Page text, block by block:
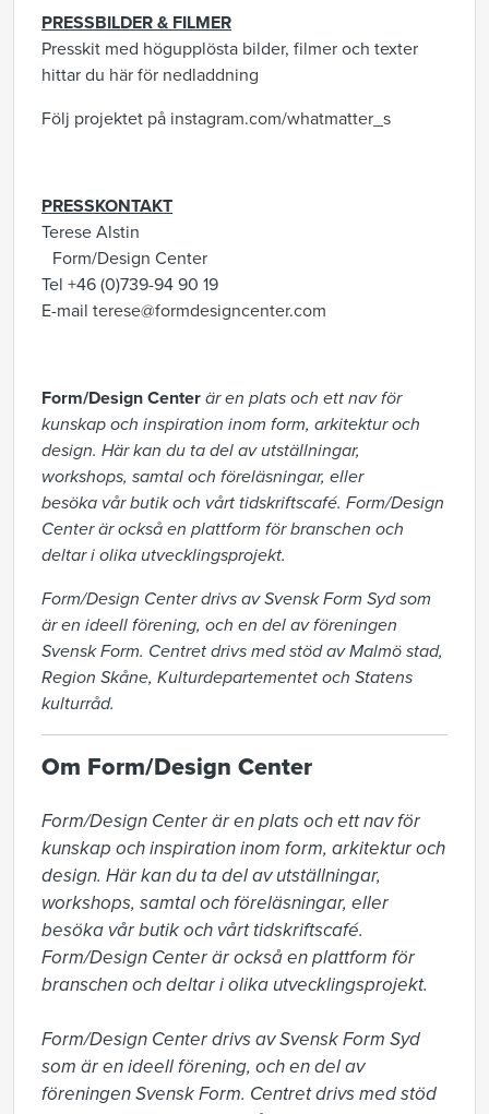
PRESSBILDER & FILMER
Presskit med högupplösta bilder, filmer och texter
hittar du här för nedladdning
Följ projektet på instagram.com/whatmatter_s
PRESSKONTAKT
Terese Alstin
Form/Design Center
Tel +46 (0)739-94 90 19
E-mail terese@formdesigncenter.com
Form/Design Center är en plats och ett nav för
kunskap och inspiration inom form, arkitektur och
design. Här kan du ta del av utställningar,
workshops, samtal och föreläsningar, eller
besöka vår butik och vårt tidskriftscafé. Form/Design
Center är också en plattform för branschen och
deltar i olika utvecklingsprojekt.
Form/Design Center drivs av Svensk Form Syd som
är en ideell förening, och en del av föreningen
Svensk Form. Centret drivs med stöd av Malmö stad,
Region Skåne, Kulturdepartementet och Statens
kulturråd.
Om Form/Design Center
Form/Design Center är en plats och ett nav för
kunskap och inspiration inom form, arkitektur och
design. Här kan du ta del av utställningar,
workshops, samtal och föreläsningar, eller
besöka vår butik och vårt tidskriftscafé.
Form/Design Center är också en plattform för
branschen och deltar i olika utvecklingsprojekt.
Form/Design Center drivs av Svensk Form Syd
som är en ideell förening, och en del av
föreningen Svensk Form. Centret drivs med stöd